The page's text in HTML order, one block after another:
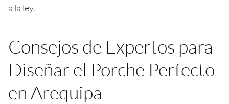
a la ley.
Consejos de Expertos para
Diseñar el Porche Perfecto
en Arequipa